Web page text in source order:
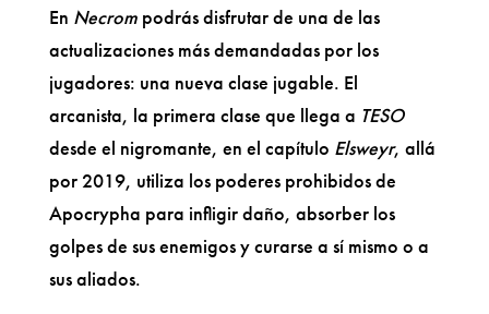
En Necrompodrás disfrutar de una de las
actualizaciones más demandadas por los
jugadores: una nueva clase jugable. El
arcanista, la primera clase que llega a TESO
desde el nigromante, en el capítulo Elsweyr, allá
por 2019, utiliza los poderes prohibidos de
Apocrypha para infligir daño, absorber los
golpes de sus enemigos y curarse a sí mismo o a
sus aliados.